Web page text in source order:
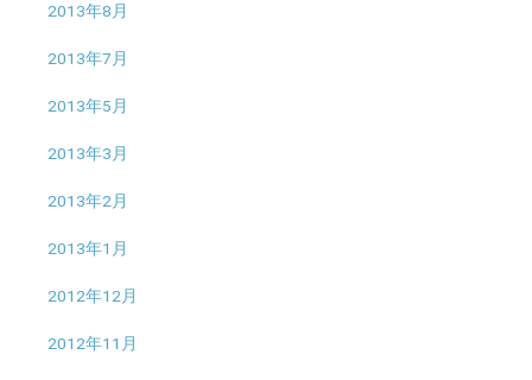
2013年8月
2013年7月
2013年5月
2013年3月
2013年2月
2013年1月
2012年12月
2012年11月